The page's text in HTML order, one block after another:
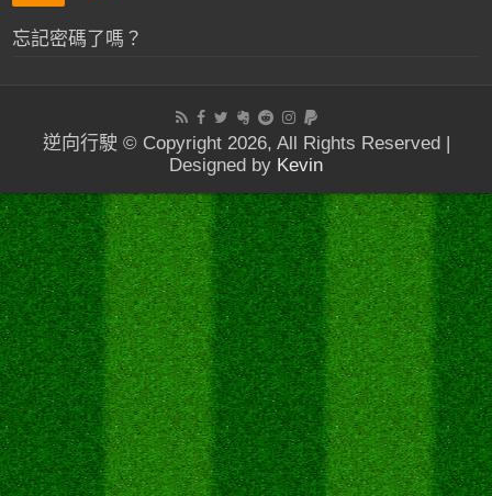
忘記密碼了嗎？
逆向行駛 © Copyright 2026, All Rights Reserved |
Designed by Kevin